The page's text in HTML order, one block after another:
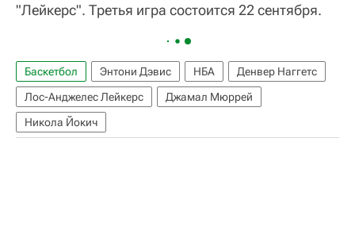
"Лейкерс". Третья игра состоится 22 сентября.
Баскетбол Энтони Дэвис НБА
Денвер Наггетс
Лос-Анджелес Лейкерс
Джамал Мюррей
Никола Йокич